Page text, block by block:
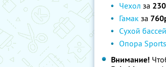
Чехол за
Гамак за
Сухой
Опора
Внимание!